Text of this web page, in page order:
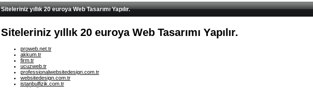
Siteleriniz yıllık 20 euroya Web Tasarımı Yapılır.
Siteleriniz yıllık 20 euroya Web Tasarımı Yapılır.
proweb.net.tr
akkum.tr
firm.tr
ucuzweb.tr
professionalwebsitedesign.com.tr
websitedesign.com.tr
istanbulfizik.com.tr